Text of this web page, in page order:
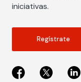
iniciativas.
Regístrate